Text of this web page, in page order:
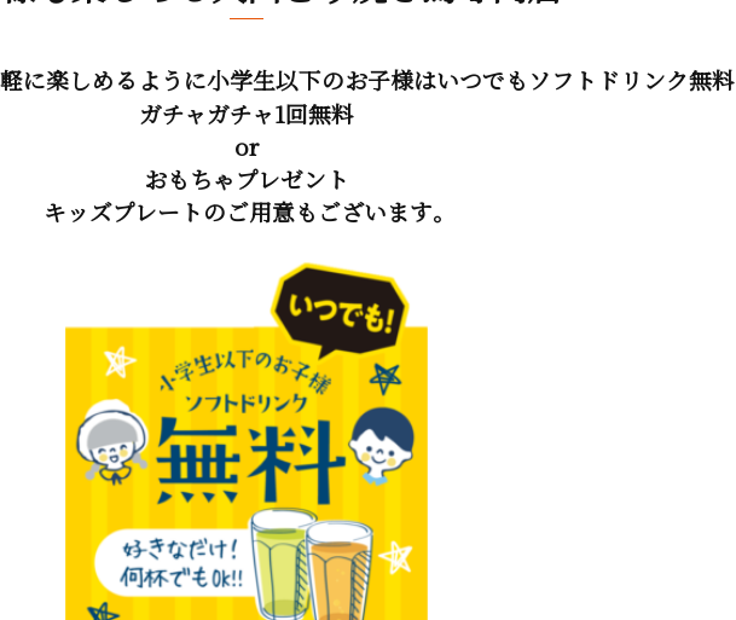
に楽しめるように小学生以下のお子様はいつでもソフトドリンク無料
ガチャガチャ1回無料
or
おもちゃプレゼント
キッズプレートのご用意もございます。